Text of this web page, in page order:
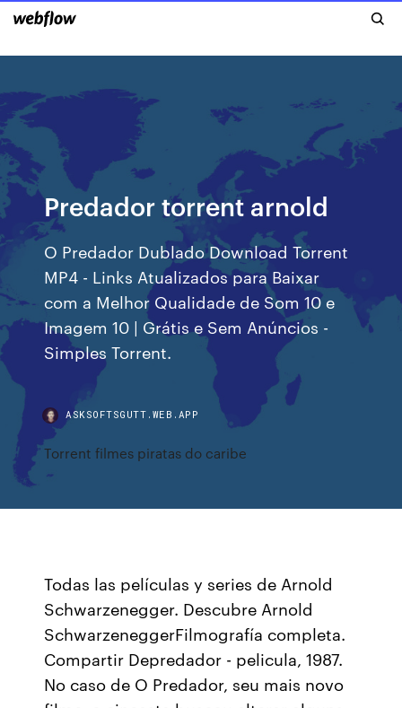
Predador torrent arnold
O Predador Dublado Download Torrent
MP4 - Links Atualizados para Baixar
com a Melhor Qualidade de Som 10 e
Imagem 10 | Grátis e Sem Anúncios -
Simples Torrent.
ASKSOFTSGUTT.WEB.APP
Torrent filmes piratas do caribe
Todas las películas y series de Arnold
Schwarzenegger. Descubre Arnold
SchwarzeneggerFilmografía completa.
Compartir Depredador - pelicula, 1987.
No caso de O Predador, seu mais novo